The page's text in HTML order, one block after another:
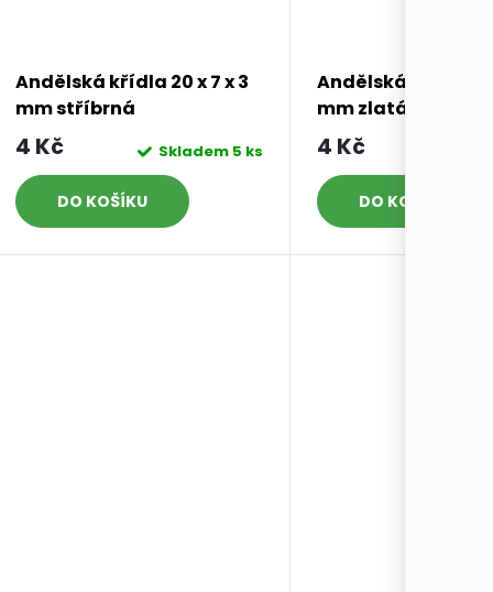
Andělská křídla 20 x 7 x 3
mm stříbrná
4 Kč Skladem 5 ks
DO KOŠÍKU
Andělská křídla 20
mm zlatá
4 Kč
DO KOŠÍKU